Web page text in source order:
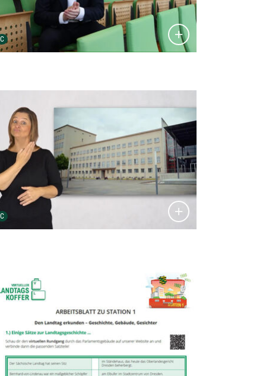
C Urheber der Grafik:
C Urheber der Grafik: